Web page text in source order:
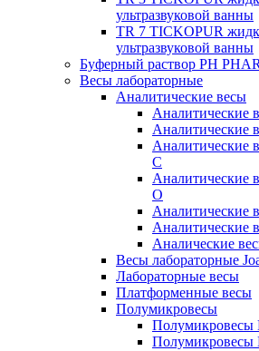
ультразвуковой ванны
TR 7 TICKOPUR
ультразвуковой ванны
Буферный раствор PH
Весы лабораторные
Аналитические весы
Аналитические
Аналитические
С
О
Аналические
Весы лабораторные
Лабораторные весы
Платформенные весы
Полумикровесы